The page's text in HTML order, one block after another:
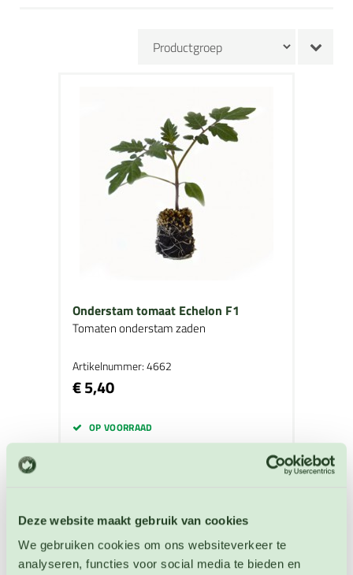
Deze website maakt gebruik van cookies
We gebruiken cookies om ons websiteverkeer te
analyseren, functies voor social media te bieden en
Onderstam tomaat Echelon F1
Tomaten onderstam zaden
Artikelnummer: 4662
€ 5,40
OP VOORRAAD